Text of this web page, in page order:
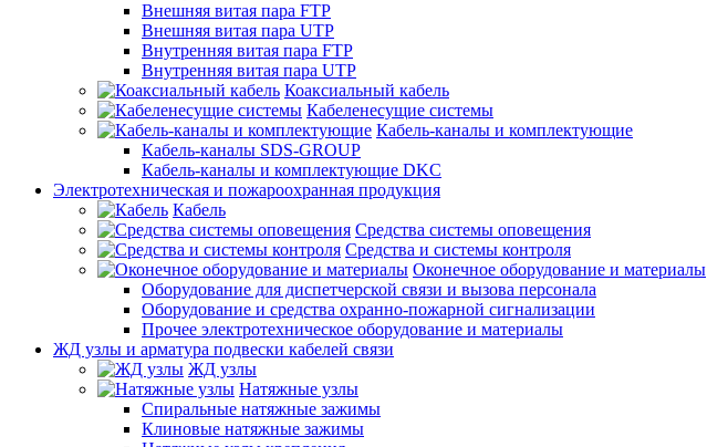
Внешняя витая пара FTP
Внешняя витая пара UTP
Внутренняя витая пара FTP
Внутренняя витая пара UTP
Коаксиальный кабель
Кабеленесущие системы
Кабель-каналы и комплектующие
Кабель-каналы SDS-GROUP
Кабель-каналы и комплектующие DKC
Электротехническая и пожароохранная продукция
Кабель
Средства системы оповещения
Средства и системы контроля
Оконечное оборудование и материалы
Оборудование для диспетчерской связи и вызова персонала
Оборудование и средства охранно-пожарной сигнализации
Прочее электротехническое оборудование и материалы
ЖД узлы и арматура подвески кабелей связи
ЖД узлы
Натяжные узлы
Спиральные натяжные зажимы
Клиновые натяжные зажимы